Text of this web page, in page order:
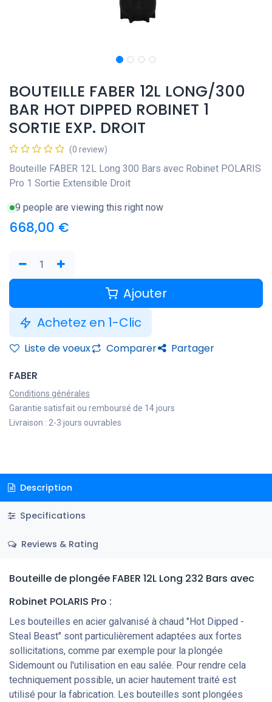
BOUTEILLE FABER 12L LONG/300
BAR HOT DIPPED ROBINET 1
SORTIE EXP. DROIT
(0 review)
Bouteille FABER 12L Long 300 Bars avec Robinet POLARIS
Pro 1 Sortie Extensible Droit
9 people are viewing this right now
668,00 €
Ajouter
Achetez en 1-Clic
Liste de voeux Comparer
Partager
FABER
Conditions générales
Garantie satisfait ou remboursé de 14 jours
Livraison : 2-3 jours ouvrables
Description
Specifications
Reviews & Rating
Bouteille de plongée FABER 12L Long 232 Bars avec
Robinet POLARIS Pro :
Les bouteilles en acier galvanisé à chaud "Hot Dipped -
Steal Beast" sont particulièrement adaptées aux fortes
sollicitations, comme par exemple pour la plongée
Sidemount ou l'utilisation en eau salée. Pour rendre cela
techniquement possible, un acier hautement traité est
utilisé pour la fabrication. Les bouteilles sont plongées